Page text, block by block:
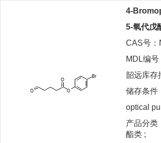
4-
5-氧代戊
CAS号：
MDL编号
韶远库存
储存条件
optical
产品分类
酯类 ;